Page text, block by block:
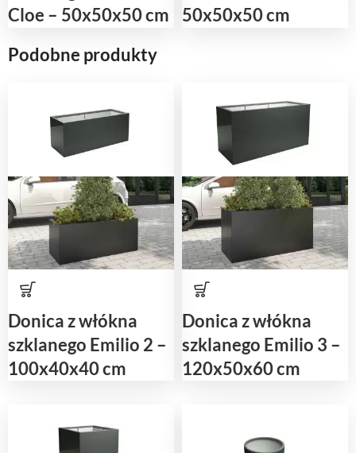
Cloe – 50x50x50 cm
50x50x50 cm
Podobne produkty
Donica z włókna
szklanego Emilio 2 –
100x40x40 cm
Donica z włókna
szklanego Emilio 3 –
120x50x60 cm